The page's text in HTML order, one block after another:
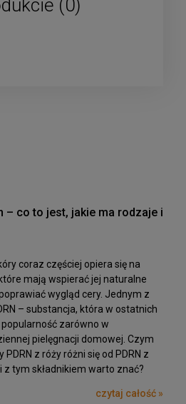
(0)
– co to jest, jakie ma rodzaje i
coraz częściej opiera się na
mają wspierać jej naturalne
wygląd cery. Jednym z
– substancja, która w ostatnich
zarówno w
pielęgnacji domowej. Czym
PDRN z róży różni się od PDRN z
z tym składnikiem warto znać?
czytaj całość »